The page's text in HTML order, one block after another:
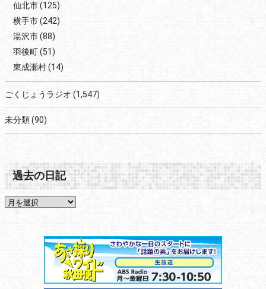
仙北市(125)
横手市(242)
湯沢市(88)
羽後町(51)
東成瀬村(14)
ごくじょうラジオ (1,547)
未分類(90)
過去の日記